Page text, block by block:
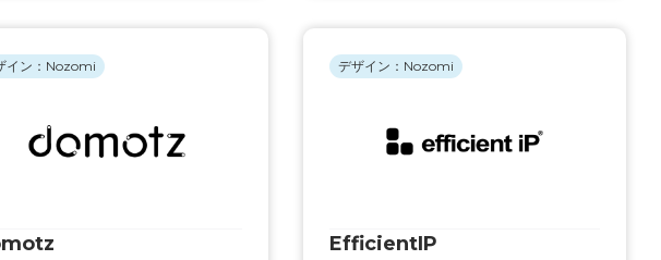
イン：Nozomi
EfficientIP
デザイン：Nozomi